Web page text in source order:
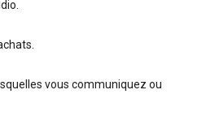
vous communiquez ou